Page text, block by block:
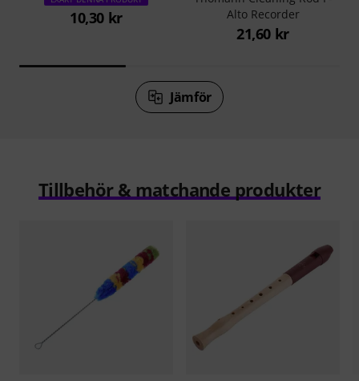
10,30 kr
Alto Recorder
21,60 kr
Jämför
Tillbehör & matchande produkter